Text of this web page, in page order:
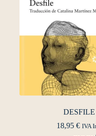
DESFILE
18,95 € IVA